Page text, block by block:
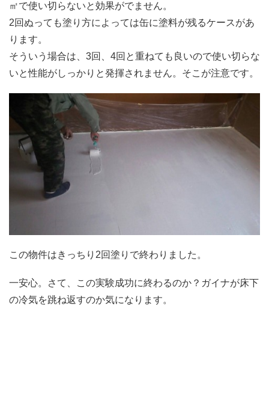
㎡で使い切らないと効果がでません。
2回ぬっても塗り方によっては缶に塗料が残るケースがあ
ります。
そういう場合は、3回、4回と重ねても良いので使い切らな
いと性能がしっかりと発揮されません。そこが注意です。
この物件はきっちり2回塗りで終わりました。
一安心。さて、この実験成功に終わるのか？ガイナが床下
の冷気を跳ね返すのか気になります。